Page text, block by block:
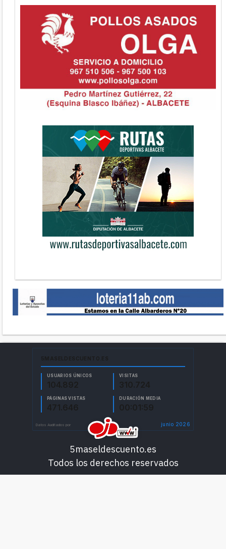
5maseldescuento.es
Todos los derechos reservados